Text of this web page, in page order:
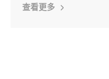
查看更多